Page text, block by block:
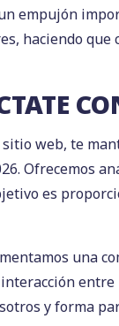
empujón
haciendo que
web, te
Ofrecemos
es
una
y forma